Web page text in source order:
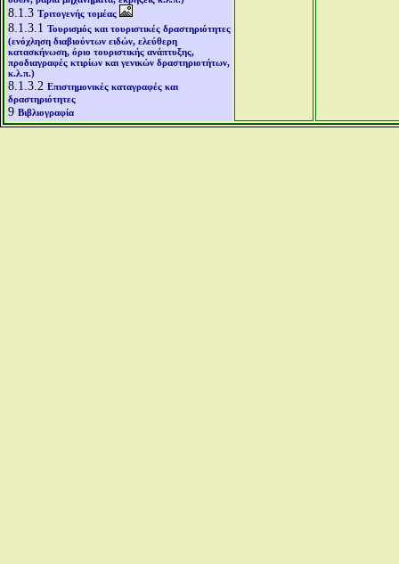
8.1.3 Τριτογενής τομέας
8.1.3.1 Τουρισμός και τουριστικές δραστηριότητες
(ενόχληση διαβιούντων ειδών, ελεύθερη
κατασκήνωση, όριο τουριστικής ανάπτυξης,
προδιαγραφές κτιρίων και γενικών δραστηριοτήτων,
κ.λ.π.)
8.1.3.2 Επιστημονικές καταγραφές και
δραστηριότητες
9 Βιβλιογραφία